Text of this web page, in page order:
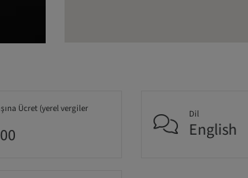
Ücret (yerel vergiler
Dil
English